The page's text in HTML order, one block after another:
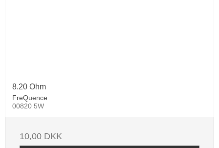
8.20 Ohm
FreQuence
00820 5W
10,00 DKK